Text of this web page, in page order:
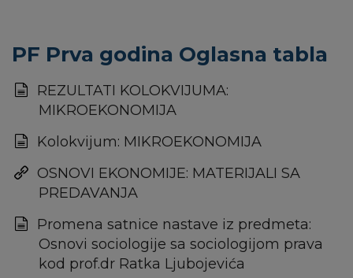
PF Prva godina Oglasna tabla
REZULTATI KOLOKVIJUMA:
MIKROEKONOMIJA
Kolokvijum: MIKROEKONOMIJA
OSNOVI EKONOMIJE: MATERIJALI SA
PREDAVANJA
Promena satnice nastave iz predmeta:
Osnovi sociologije sa sociologijom prava
kod prof.dr Ratka Ljubojevića